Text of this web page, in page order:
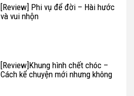
[Review] Phi vụ để đời – Hài hước
và vui nhộn
[Review]Khung hình chết chóc –
Cách kể chuyện mới nhưng không